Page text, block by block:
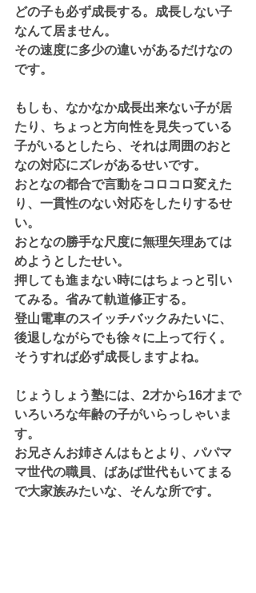
どの子も必ず成長する。成長しない子
なんて居ません。
その速度に多少の違いがあるだけなの
です。
もしも、なかなか成長出来ない子が居
たり、ちょっと方向性を見失っている
子がいるとしたら、それは周囲のおと
なの対応にズレがあるせいです。
おとなの都合で言動をコロコロ変えた
り、一貫性のない対応をしたりするせ
い。
おとなの勝手な尺度に無理矢理あては
めようとしたせい。
押しても進まない時にはちょっと引い
てみる。省みて軌道修正する。
登山電車のスイッチバックみたいに、
後退しながらでも徐々に上って行く。
そうすれば必ず成長しますよね。
じょうしょう塾には、2才から16才まで
いろいろな年齢の子がいらっしゃいま
す。
お兄さんお姉さんはもとより、パパマ
マ世代の職員、ばあば世代もいてまる
で大家族みたいな、そんな所です。